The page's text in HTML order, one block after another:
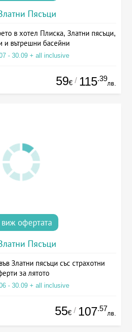
Пясъци
в хотел Плиска, Златни пясъци,
и вътрешни басейни
- 30.09 + all inclusive
59€ / 115.39
лв.
виж офертата
Пясъци
Златни пясъци със страхотни
за лятото
- 30.09 + all inclusive
55€ / 107.57
лв.